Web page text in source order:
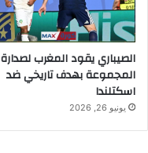
الصيباري يقود المغرب لصدارة
المجموعة بهدف تاريخي ضد
اسكتلندا
يونيو 26, 2026